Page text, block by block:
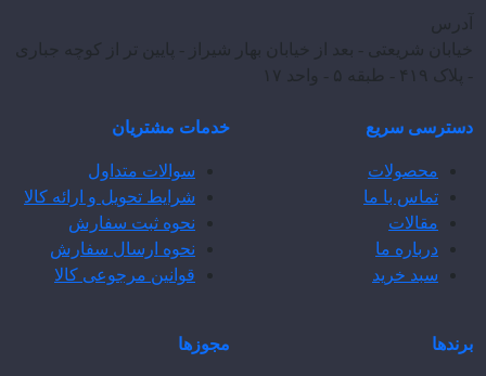
آدرس
خیابان شریعتی - بعد از خیابان بهار شیراز - پایین تر از کوچه جباری
- پلاک ۴۱۹ - طبقه ۵ - واحد ۱۷
دسترسی سریع
محصولات
تماس با ما
مقالات
درباره ما
سبد خرید
خدمات مشتریان
سوالات متداول
شرایط تحویل و ارائه کالا
نحوه ثبت سفارش
نحوه ارسال سفارش
قوانین مرجوعی کالا
برندها مجوزها